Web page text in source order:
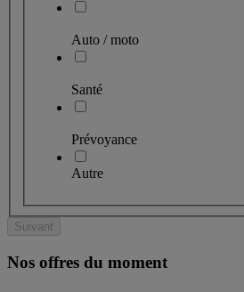
Auto / moto
Santé
Prévoyance
Autre
Suivant
Nos offres du moment